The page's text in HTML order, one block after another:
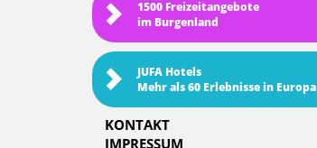
1500 Freizeitangebote
im Burgenland
JUFA Hotels
Mehr als 60 Erlebnisse in Europa
KONTAKT
IMPRESSUM